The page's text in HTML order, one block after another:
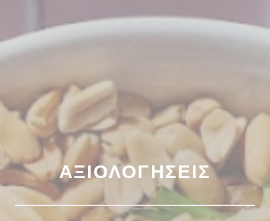
ΑΞΙΟΛΟΓΉΣΕΙΣ